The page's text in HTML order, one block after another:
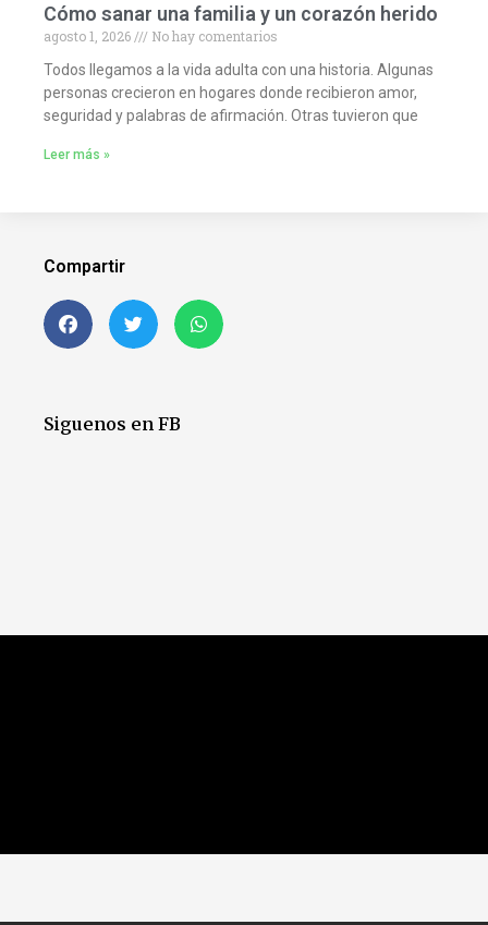
Cómo sanar una familia y un corazón herido
agosto 1, 2026
No hay comentarios
Todos llegamos a la vida adulta con una historia. Algunas
personas crecieron en hogares donde recibieron amor,
seguridad y palabras de afirmación. Otras tuvieron que
Leer más »
Compartir
Siguenos en FB